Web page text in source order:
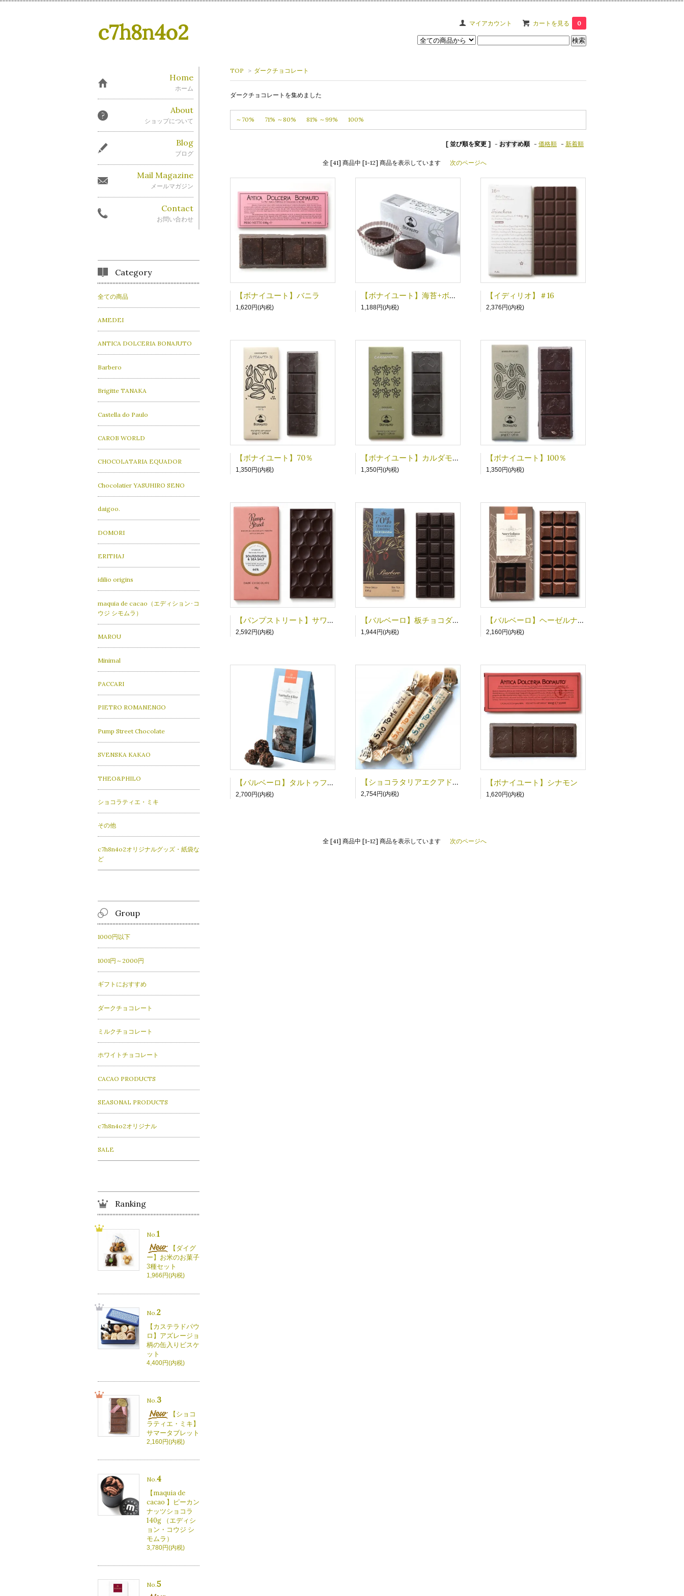
マイアカウント カートを見る 0
c7h8n4o2
TOP > ダークチョコレート
ダークチョコレートを集めました
～70% 71% ～80% 81% ～99% 100%
[ 並び順を変更 ] - おすすめ順 - 価格順 - 新着順
全 [41] 商品中 [1-12] 商品を表示しています 次のページへ
【ボナイユート】バニラ
1,620円(内税)
【ボナイユート】海苔+ボッタルガ
1,188円(内税)
【イディリオ】＃16
2,376円(内税)
【ボナイユート】70％
1,350円(内税)
【ボナイユート】カルダモン
1,350円(内税)
【ボナイユート】100％
1,350円(内税)
【パンプストリート】サワードゥ+シーソルト
2,592円(内税)
【バルベーロ】板チョコダーク
1,944円(内税)
【バルベーロ】ヘーゼルナッツチョコバーダーク
2,160円(内税)
【バルベーロ】タルトゥフィエリーテ カカオニブ(ヘーゼルナッツ)
2,700円(内税)
【ショコラタリアエクアドル】サントメミニバー 3種セット
2,754円(内税)
【ボナイユート】シナモン
1,620円(内税)
全 [41] 商品中 [1-12] 商品を表示しています 次のページへ
Home
ホーム
About
ショップについて
Blog
ブログ
Mail Magazine
メールマガジン
Contact
お問い合わせ
Category
全ての商品
AMEDEI
ANTICA DOLCERIA BONAJUTO
Barbero
Brigitte TANAKA
Castella do Paulo
CAROB WORLD
CHOCOLATARIA EQUADOR
Chocolatier YASUHIRO SENO
daigoo.
DOMORI
ERITHAJ
idilio origins
maquia de cacao（エディション･コ
ウジ シモムラ）
MAROU
Minimal
PACCARI
PIETRO ROMANENGO
Pump Street Chocolate
SVENSKA KAKAO
THEO&PHILO
ショコラティエ・ミキ
その他
c7h8n4o2オリジナルグッズ・紙袋な
ど
Group
1000円以下
1001円～2000円
ギフトにおすすめ
ダークチョコレート
ミルクチョコレート
ホワイトチョコレート
CACAO PRODUCTS
SEASONAL PRODUCTS
c7h8n4o2オリジナル
SALE
Ranking
No.1
【ダイグ
ー】お米のお菓子
3種セット
1,966円(内税)
No.2
【カステラドパウ
ロ】アズレージョ
柄の缶入りビスケ
ット
4,400円(内税)
No.3
【ショコ
ラティエ・ミキ】
サマータブレット
2,160円(内税)
No.4
【maquia de
cacao 】ピーカン
ナッツショコラ
140g （エディシ
ョン・コウジ シ
モムラ）
3,780円(内税)
No.5